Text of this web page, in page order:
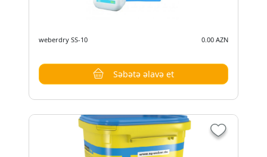
weberdry SS-10 0.00 AZN
Səbətə əlavə et